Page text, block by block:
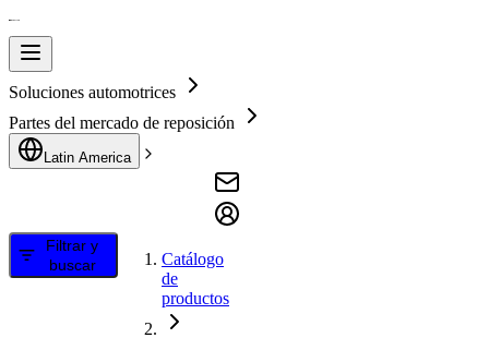
Soluciones automotrices
Partes del mercado de reposición
Latin America
Filtrar y
buscar
Catálogo
de
productos